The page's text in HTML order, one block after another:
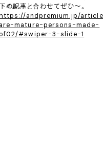
イル。
の記事と合わせてぜひ〜。
andpremium.jp/
are-mature-persons-made-
#swiper-3-slide-1